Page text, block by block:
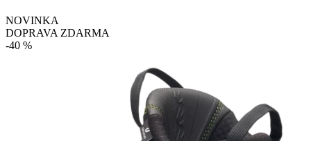
NOVINKA
DOPRAVA ZDARMA
-40 %